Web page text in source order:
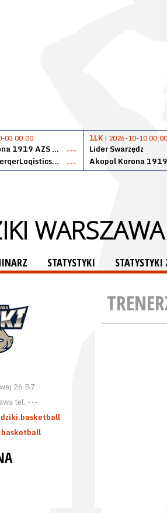
03 00:00
Akopol Korona 1919 AZS PK Kraków
---
GMMInoxMergerLogisticsPanteryŁańcut
---
1LK | 2026-10-10 00:00
Lider Swarzędz
WARSZAWA
STATYSTYKI
26 B7
tel. ---